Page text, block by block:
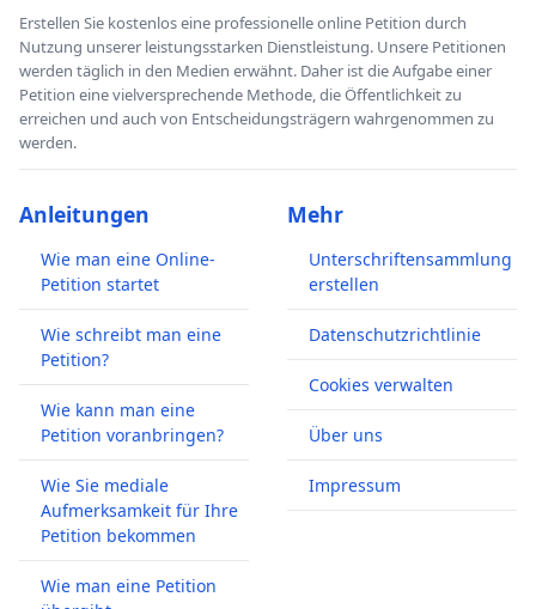
Erstellen Sie kostenlos eine professionelle online Petition durch
Nutzung unserer leistungsstarken Dienstleistung. Unsere Petitionen
werden täglich in den Medien erwähnt. Daher ist die Aufgabe einer
Petition eine vielversprechende Methode, die Öffentlichkeit zu
erreichen und auch von Entscheidungsträgern wahrgenommen zu
werden.
Anleitungen
Wie man eine Online-
Petition startet
Wie schreibt man eine
Petition?
Wie kann man eine
Petition voranbringen?
Wie Sie mediale
Aufmerksamkeit für Ihre
Petition bekommen
Wie man eine Petition
Mehr
Unterschriftensammlung
erstellen
Datenschutzrichtlinie
Cookies verwalten
Über uns
Impressum